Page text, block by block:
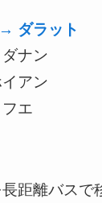
ダラット
ナン
アン
エ
距離バスで